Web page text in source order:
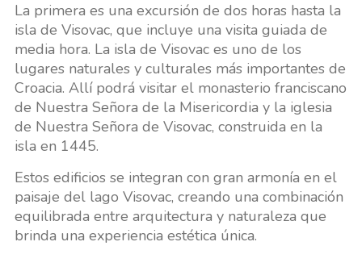
La primera es una excursión de dos horas hasta la
isla de Visovac, que incluye una visita guiada de
media hora. La isla de Visovac es uno de los
lugares naturales y culturales más importantes de
Croacia. Allí podrá visitar el monasterio franciscano
de Nuestra Señora de la Misericordia y la iglesia
de Nuestra Señora de Visovac, construida en la
isla en 1445.
Estos edificios se integran con gran armonía en el
paisaje del lago Visovac, creando una combinación
equilibrada entre arquitectura y naturaleza que
brinda una experiencia estética única.